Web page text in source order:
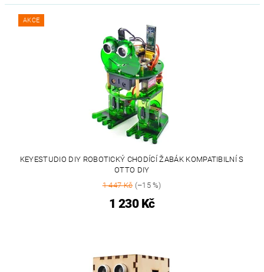
AKCE
KEYESTUDIO DIY ROBOTICKÝ CHODÍCÍ ŽABÁK KOMPATIBILNÍ S
OTTO DIY
1 447 Kč(–15 %)
1 230 Kč